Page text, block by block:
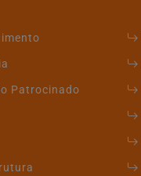
Patrocinado